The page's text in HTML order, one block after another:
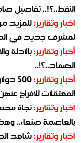
النفط..؟!.. تفاصيل
أخبار وتقارير:للمزيد
لمشرف جديد في
أخبار وتقارير:بالادلة
الصماد..؟!..
أخبار وتقارير:
500
المعتقلات للافراج
أخبار وتقارير:نجاة
بالعاصمة صنعاء..
أخبار وتقارير:شاهد